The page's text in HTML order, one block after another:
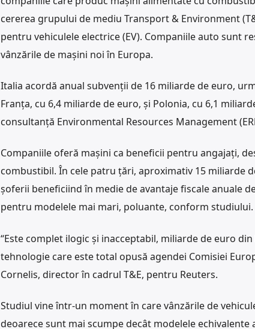
cererea grupului de mediu Transport & Environment
pentru vehiculele electrice (EV). Companiile auto sunt
vânzările de maşini noi în Europa.
Italia acordă anual subvenţii de 16 miliarde de euro,
Franţa, cu 6,4 miliarde de euro, şi Polonia, cu 6,1
consultanţă Environmental Resources Management
Companiile oferă maşini ca beneficii pentru angajaţi,
combustibil. În cele patru ţări, aproximativ 15 miliarde
şoferii beneficiind în medie de avantaje fiscale anuale
pentru modelele mai mari, poluante, conform studiului.
“Este complet ilogic şi inacceptabil, miliarde de euro
tehnologie care este total opusă agendei Comisiei
Cornelis, director în cadrul T&E, pentru Reuters.
Studiul vine într-un moment în care vânzările de
deoarece sunt mai scumpe decât modelele